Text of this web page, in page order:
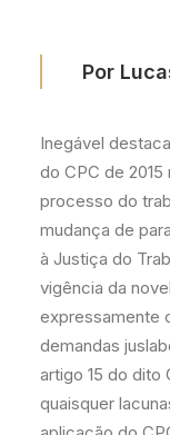
Por
Inegável
do CPC de
processo do
mudança de
à Justiça do
vigência da
expressamente
demandas
artigo 15 do dito
quaisquer